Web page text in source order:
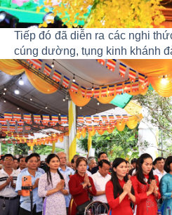
Tiếp đó đã diễn ra các nghi
cúng dường, tụng kinh khánh